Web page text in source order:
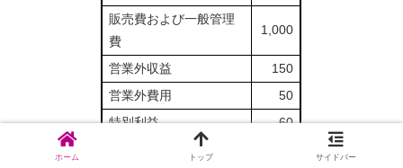
販売費および一般管理
費
1,000
営業外収益
150
営業外費用
50
特別利益
60
ホーム トップ サイドバー